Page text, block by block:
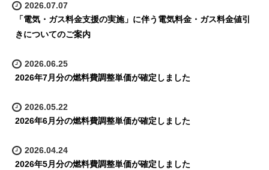
2026.07.07
「電気・ガス料金支援の実施」に伴う電気料金・ガス料金値引
きについてのご案内
2026.06.25
2026年7月分の燃料費調整単価が確定しました
2026.05.22
2026年6月分の燃料費調整単価が確定しました
2026.04.24
2026年5月分の燃料費調整単価が確定しました